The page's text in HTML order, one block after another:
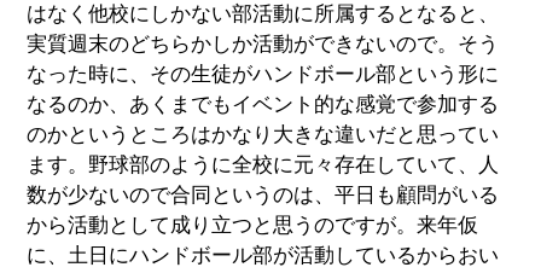
はなく他校にしかない部活動に所属するとなると、
実質週末のどちらかしか活動ができないので。そう
なった時に、その生徒がハンドボール部という形に
なるのか、あくまでもイベント的な感覚で参加する
のかというところはかなり大きな違いだと思ってい
ます。野球部のように全校に元々存在していて、人
数が少ないので合同というのは、平日も顧問がいる
から活動として成り立つと思うのですが。来年仮
に、土日にハンドボール部が活動しているからおい